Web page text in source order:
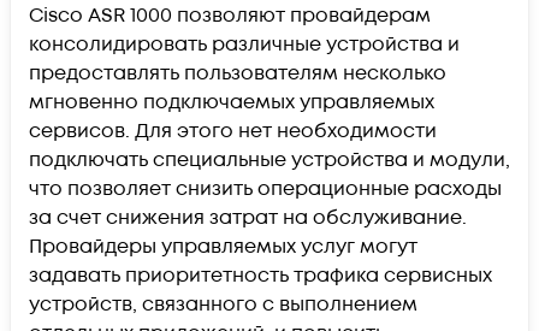
Cisco ASR 1000 позволяют провайдерам
консолидировать различные устройства и
предоставлять пользователям несколько
мгновенно подключаемых управляемых
сервисов. Для этого нет необходимости
подключать специальные устройства и модули,
что позволяет снизить операционные расходы
за счет снижения затрат на обслуживание.
Провайдеры управляемых услуг могут
задавать приоритетность трафика сервисных
устройств, связанного с выполнением